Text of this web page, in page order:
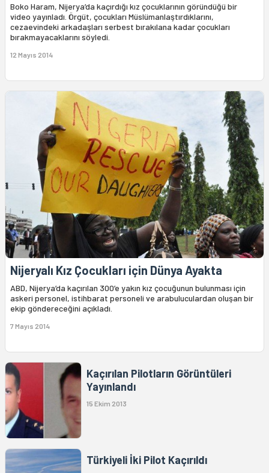
Boko Haram, Nijerya’da kaçırdığı kız çocuklarının göründüğü bir
video yayınladı. Örgüt, çocukları Müslümanlaştırdıklarını,
cezaevindeki arkadaşları serbest bırakılana kadar çocukları
bırakmayacaklarını söyledi.
12 Mayıs 2014
Nijeryalı Kız Çocukları için Dünya Ayakta
ABD, Nijerya’da kaçırılan 300’e yakın kız çocuğunun bulunması için
askeri personel, istihbarat personeli ve arabuluculardan oluşan bir
ekip göndereceğini açıkladı.
7 Mayıs 2014
Kaçırılan Pilotların Görüntüleri
Yayınlandı
15 Ekim 2013
Türkiyeli İki Pilot Kaçırıldı